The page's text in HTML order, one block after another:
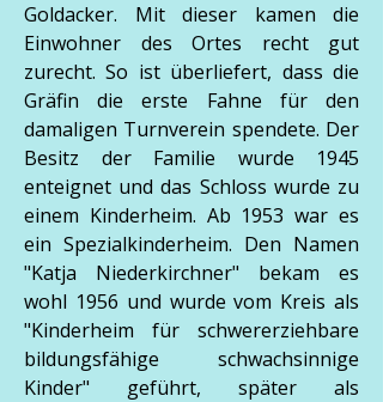
Goldacker. Mit dieser kamen die
Einwohner des Ortes recht gut
zurecht. So ist überliefert, dass die
Gräfin die erste Fahne für den
damaligen Turnverein spendete. Der
Besitz der Familie wurde 1945
enteignet und das Schloss wurde zu
einem Kinderheim. Ab 1953 war es
ein Spezialkinderheim. Den Namen
"Katja Niederkirchner" bekam es
wohl 1956 und wurde vom Kreis als
"Kinderheim für schwererziehbare
bildungsfähige schwachsinnige
Kinder" geführt, später als